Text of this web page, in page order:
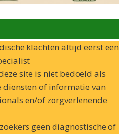
klachten altijd eerst een
site is niet bedoeld als
diensten of informatie van
en/of zorgverlenende
geen diagnostische of